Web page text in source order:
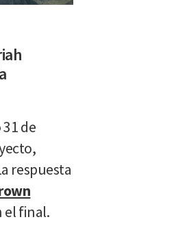
de
respuesta
el final.